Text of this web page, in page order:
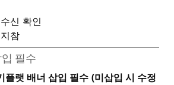
신 확인
참
필수
플랫 배너 삽입 필수 (미삽입 시 수정